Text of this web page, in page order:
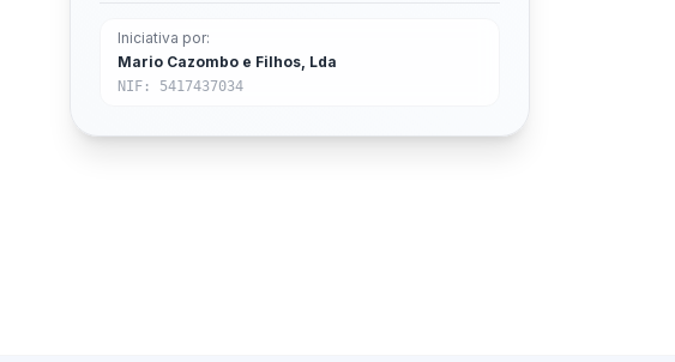
Iniciativa por:
Mario Cazombo e Filhos, Lda
NIF: 5417437034